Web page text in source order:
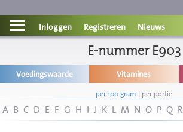
Contact
Disclaimer
Inloggen Registreren Nieuws
E-nummer E903
Voedingswaarde Vitamines
per 100 gram | per portie
A B C D E F G H I J K L M N O P Q R